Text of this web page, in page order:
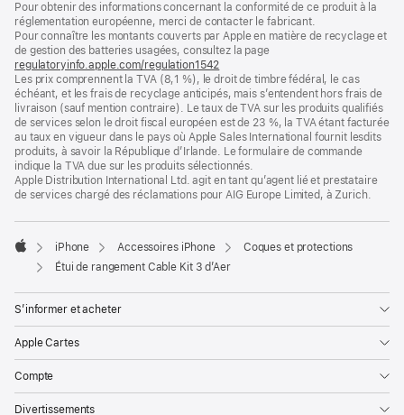
de
page
de
bas
de
page
Pour obtenir des informations concernant la conformité de ce produit à la
réglementation européenne, merci de contacter le fabricant.
Pour connaître les montants couverts par Apple en matière de recyclage et
de gestion des batteries usagées, consultez la page
regulatoryinfo.apple.com/regulation1542
dans
une
nouvelle
fenêtre)
Les prix comprennent la TVA (8,1 %), le droit de timbre fédéral, le cas
échéant, et les frais de recyclage anticipés, mais s’entendent hors frais de
livraison (sauf mention contraire). Le taux de TVA sur les produits qualifiés
de services selon le droit fiscal européen est de 23 %, la TVA étant facturée
au taux en vigueur dans le pays où Apple Sales International fournit lesdits
produits, à savoir la République d’Irlande. Le formulaire de commande
indique la TVA due sur les produits sélectionnés.
Apple Distribution International Ltd. agit en tant qu’agent lié et prestataire
de services chargé des réclamations pour AIG Europe Limited, à Zurich.
Apple
iPhone Accessoires iPhone
Coques et protections
Étui de rangement Cable Kit 3 d’Aer
S’informer et acheter
Apple Cartes
Compte
Divertissements